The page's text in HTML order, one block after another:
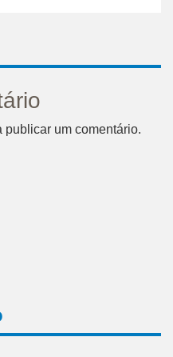
publicar um comentário.